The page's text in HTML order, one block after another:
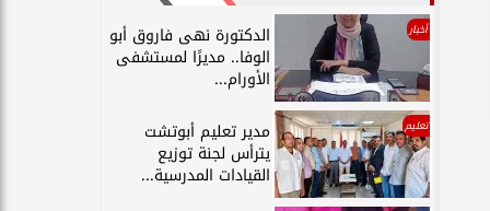
أخبار الدكتورة نهى فاروق أبو
الوفا.. مديرًا لمستشفى
الأورام...
تعليم مدير تعليم أبوتشت
يترأس لجنة توزيع
القيادات المدرسية...